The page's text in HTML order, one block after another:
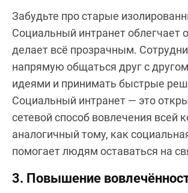
Забудьте про старые
Социальный интранет облегчает
делает всё прозрачным.
напрямую общаться друг с
идеями и принимать быстрые
Социальный интранет — это
сетевой способ вовлечения всей
аналогичный тому, как
помогает людям оставаться на
3. Повышение